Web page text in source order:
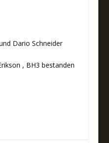
Dario Schneider
, BH3 bestanden